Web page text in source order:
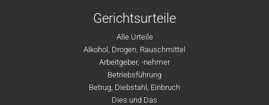
Gerichtsurteile
Alle Urteile
Alkohol, Drogen, Rauschmittel
Arbeitgeber, -nehmer
Betriebsführung
Betrug, Diebstahl, Einbruch
Dies und Das